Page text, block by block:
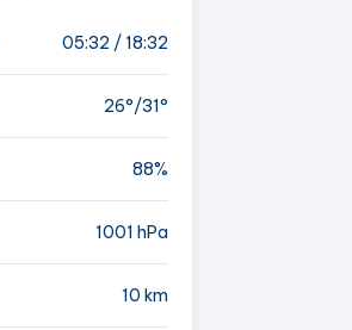
05:32 / 18:32
26°/31°
88%
1001 hPa
10 km